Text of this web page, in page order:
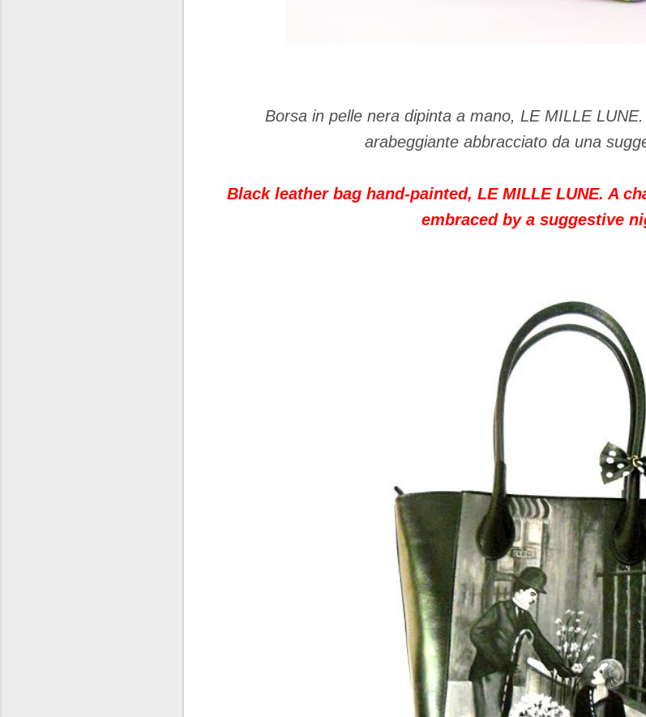
Borsa in pelle nera dipinta a mano, LE MILLE LUNE.
arabeggiante abbracciato da una
Black leather bag hand-painted, LE MILLE LUNE. A
embraced by a suggestive